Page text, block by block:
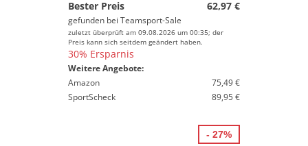
Bester Preis
62,97 €
gefunden bei Teamsport-Sale
zuletzt überprüft am 09.08.2026 um 00:35; der
Preis kann sich seitdem geändert haben.
30% Ersparnis
Weitere Angebote:
Amazon
75,49 €
SportScheck
89,95 €
- 27%